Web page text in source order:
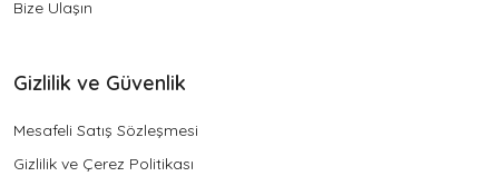
Bize Ulaşın
Gizlilik ve Güvenlik
Mesafeli Satış Sözleşmesi
Gizlilik ve Çerez Politikası